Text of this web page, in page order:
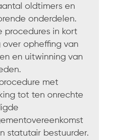
oldtimers en
onderdelen.
procedures in kort
over opheffing van
en uitwinning van
met
tot ten onrechte
statutair bestuurder.